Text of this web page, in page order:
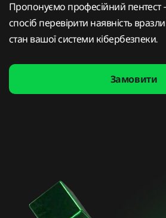
Пентест мобільних
Пентест вебзастосунків
Внутрішній пентест
Пентест Azure
Пентест AWS
Пропонуємо професійний
спосіб перевірити наявність
стан вашої системи кібербезпеки.
Замовити